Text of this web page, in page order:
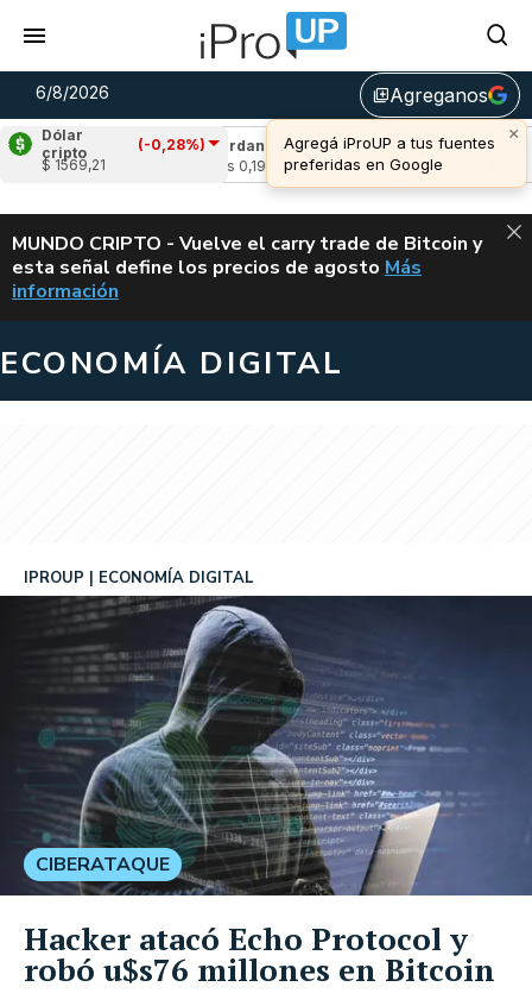
6/8/2026 library_addAgreganos
×
Agregá iProUP a tus fuentes
preferidas en Google
Dólar
cripto
(-0,28%)
$ 1569,21
(-1,88%)
Cardano (-1,14%)
u$s 0,19
Avalanche
u$s 6,66
ALERTA
MUNDO CRIPTO - Vuelve el carry trade de Bitcoin y
esta señal define los precios de agosto VUELVE EL
Más
información
ECONOMÍA DIGITAL
IPROUP ECONOMÍA DIGITAL
CIBERATAQUE
Hacker atacó Echo Protocol y
robó u$s76 millones en Bitcoin